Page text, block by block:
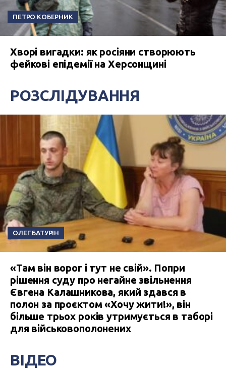
ПЕТРО КОБЕРНИК
Хворі вигадки: як росіяни створюють
фейкові епідемії на Херсонщині
РОЗСЛІДУВАННЯ
ОЛЕГ БАТУРІН
«Там він ворог і тут не свій». Попри
рішення суду про негайне звільнення
Євгена Калашникова, який здався в
полон за проєктом «Хочу жити!», він
більше трьох років утримується в таборі
для військовополонених
ВІДЕО